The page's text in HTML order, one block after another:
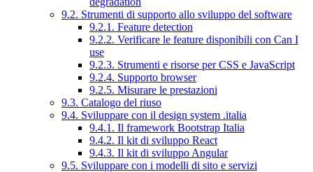
9.2. Strumenti di supporto allo sviluppo del software
9.2.1. Feature detection
9.2.2. Verificare le feature disponibili con Can I
use
9.2.3. Strumenti e risorse per CSS e JavaScript
9.2.4. Supporto browser
9.2.5. Misurare le prestazioni
9.3. Catalogo del riuso
9.4. Sviluppare con il design system .italia
9.4.1. Il framework Bootstrap Italia
9.4.2. Il kit di sviluppo React
9.4.3. Il kit di sviluppo Angular
9.5. Sviluppare con i modelli di sito e servizi